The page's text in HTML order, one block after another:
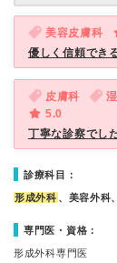
美容皮膚科
優しく信頼でき
皮膚科
5.0
丁寧な診察でし
診療科目：
形成外科 、美容外科
専門医・資格：
形成外科専門医